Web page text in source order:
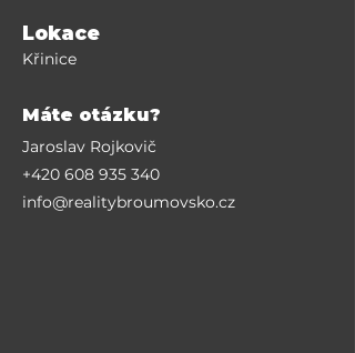
Lokace
Křinice
Máte otázku?
Jaroslav Rojkovič
+420 608 935 340
info@realitybroumovsko.cz